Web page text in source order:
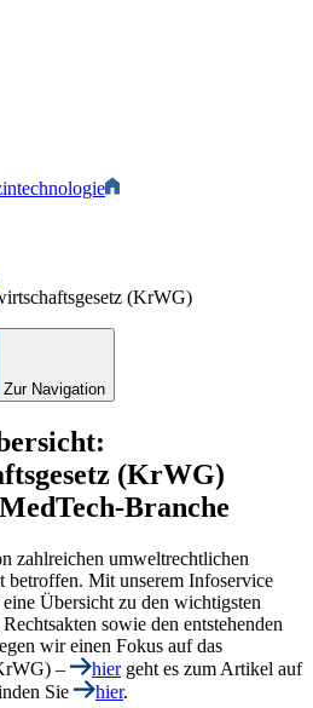
(KrWG)
Zur Navigation
(KrWG)
Branche
zahlreichen umweltrechtlichen
betroffen. Mit unserem Infoservice
Übersicht zu den wichtigsten
sowie den entstehenden
wir einen Fokus auf das
–
hiergeht es zum Artikel auf
Sie
hier.